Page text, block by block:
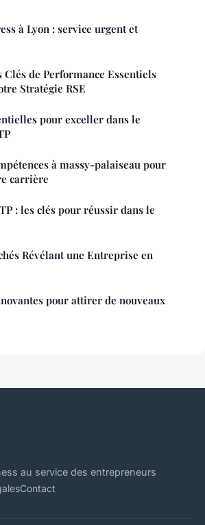
à Lyon : service urgent et
de Performance Essentiels
Stratégie RSE
pour exceller dans le
à massy-palaiseau pour
carrière
: les clés pour réussir dans le
Révélant une Entreprise en
pour attirer de nouveaux
au service des entrepreneurs
Contact